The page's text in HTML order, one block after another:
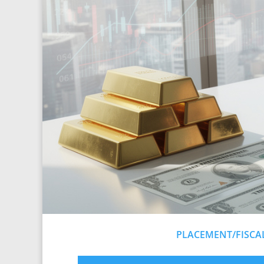
PLACEMENT/